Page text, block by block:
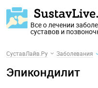
Все о лечении
суставов и
СуставЛайв.Ру Заболевания
Эпикондилит